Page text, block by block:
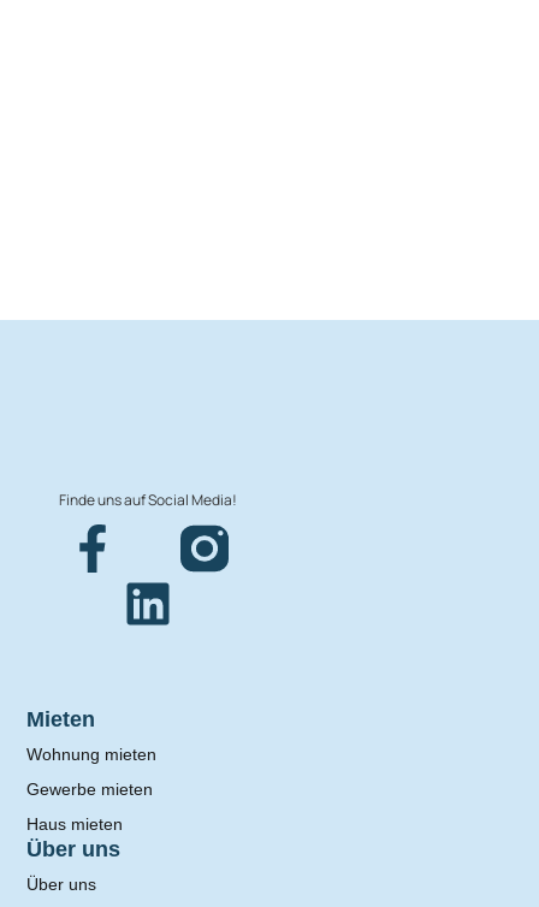
Mieten
Wohnung mieten
Gewerbe mieten
Haus mieten
Über uns
Über uns
Finde uns auf Social Media!